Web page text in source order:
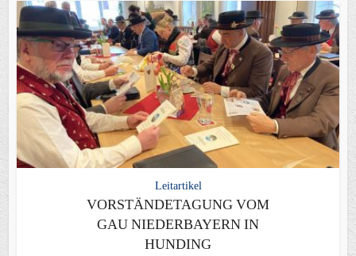
Leitartikel
VORSTÄNDETAGUNG VOM
GAU NIEDERBAYERN IN
HUNDING